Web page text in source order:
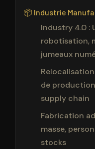
📦 Industrie
Industry 4.0 :
robotisation,
jumeaux
de
supply chain
Fabrication
masse,
stocks